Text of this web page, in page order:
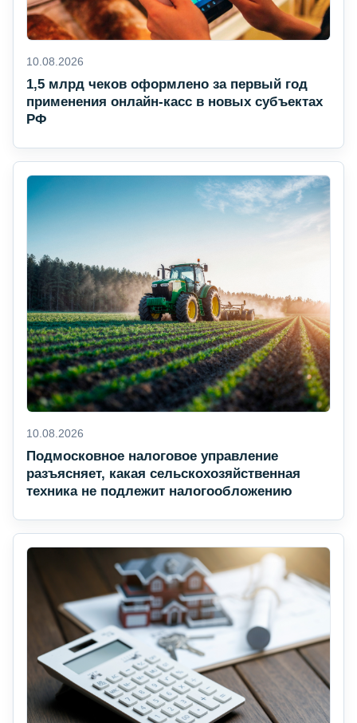
10.08.2026
1,5 млрд чеков оформлено за первый год
применения онлайн-касс в новых субъектах
РФ
10.08.2026
Подмосковное налоговое управление
разъясняет, какая сельскохозяйственная
техника не подлежит налогообложению